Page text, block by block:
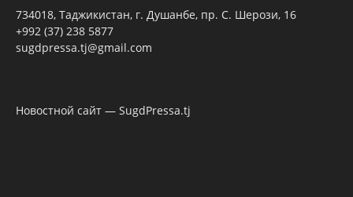
734018, Таджикистан, г. Душанбе, пр. С. Шерози, 16
+992 (37) 238 5877
sugdpressa.tj@gmail.com
Новостной сайт — SugdPressa.tj